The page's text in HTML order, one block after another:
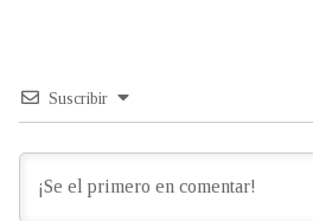
Suscribir